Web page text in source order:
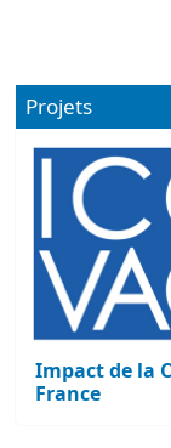
Projets
Impact de la
France